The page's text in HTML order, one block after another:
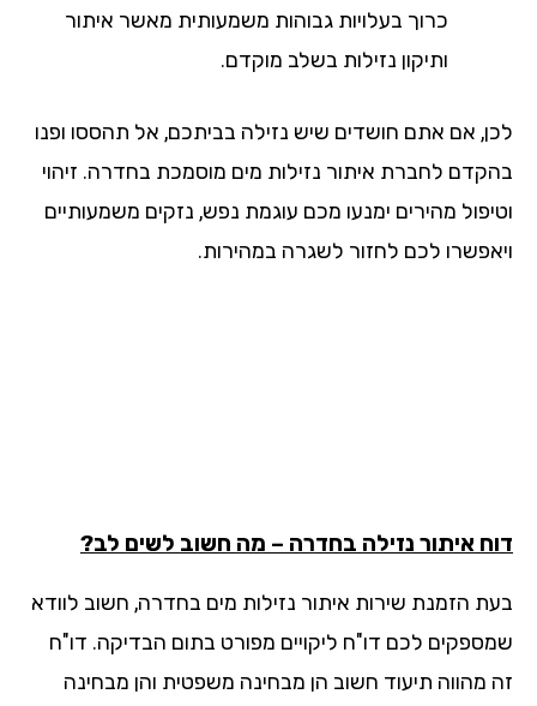
כרוך בעלויות גבוהות משמעותית מאשר איתור
ותיקון נזילות בשלב מוקדם.
אם אתם חושדים שיש נזילה בביתכם, אל תהססו ופנו
לחברת איתור נזילות מים מוסמכת בחדרה. זיהוי
מהירים ימנעו מכם עוגמת נפש, נזקים משמעותיים
לכם לחזור לשגרה במהירות.
איתור נזילה בחדרה – מה חשוב לשים לב?
הזמנת שירות איתור נזילות מים בחדרה, חשוב לוודא
לכם דו"ח ליקויים מפורט בתום הבדיקה. דו"ח
מהווה תיעוד חשוב הן מבחינה משפטית והן מבחינה